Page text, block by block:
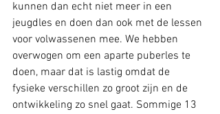
kunnen dan echt niet meer in een
jeugdles en doen dan ook met de lessen
voor volwassenen mee. We hebben
overwogen om een aparte puberles te
doen, maar dat is lastig omdat de
fysieke verschillen zo groot zijn en de
ontwikkeling zo snel gaat. Sommige 13